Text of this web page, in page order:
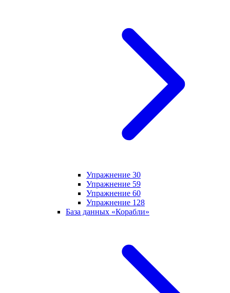
Упражнение 30
Упражнение 59
Упражнение 60
Упражнение 128
База данных «Корабли»